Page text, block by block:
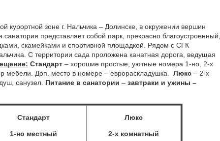
курортной зоне г. Нальчика – Долинске, в окружении вершин
санатория представляет собой парк, прекрасно благоустроенный,
скамейками и спортивной площадкой. Рядом с СГК
С территории сада проложена канатная дорога, ведущая
Стандарт – хорошие простые, уютные номера 1-но, 2-х
мебели. Доп. место в номере – еврораскладушка. Люкс – 2-х
санузел. Питание в санатории – завтраки и ужины –
Стандарт
1-но местный
Люкс
2-х комнатный